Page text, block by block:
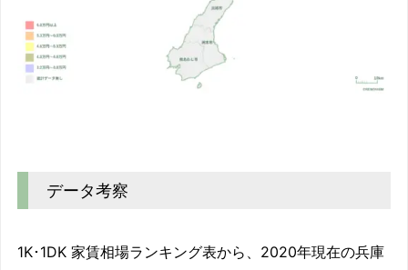
データ考察
1K･1DK 家賃相場ランキング表から、2020年現在の兵庫